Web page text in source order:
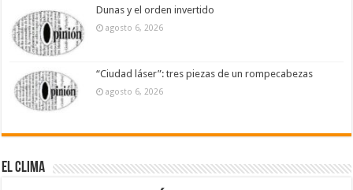
Dunas y el orden invertido
agosto 6, 2026
“Ciudad láser”: tres piezas de un rompecabezas
agosto 6, 2026
El Clima